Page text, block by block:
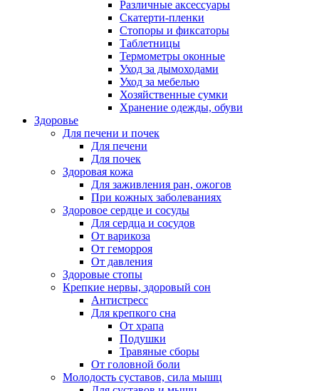
Различные аксессуары
Скатерти-пленки
Стопоры и фиксаторы
Таблетницы
Термометры оконные
Уход за дымоходами
Уход за мебелью
Хозяйственные сумки
Хранение одежды, обуви
Здоровье
Для печени и почек
Для печени
Для почек
Здоровая кожа
Для заживления ран, ожогов
При кожных заболеваниях
Здоровое сердце и сосуды
Для сердца и сосудов
От варикоза
От геморроя
От давления
Здоровые стопы
Крепкие нервы, здоровый сон
Антистресс
Для крепкого сна
От храпа
Подушки
Травяные сборы
От головной боли
Молодость суставов, сила мышц